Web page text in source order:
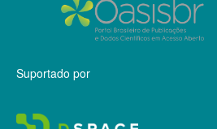
Suportado por